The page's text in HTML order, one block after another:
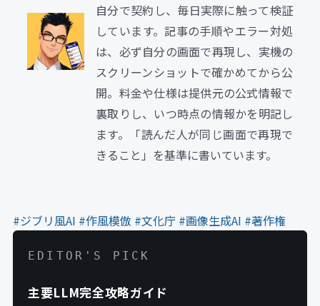
自分で契約し、毎日実際に触って検証
しています。記事の手順やエラー対処
は、必ず自分の画面で再現し、実機の
スクリーンショットで確かめてから公
開。料金や仕様は提供元の公式情報で
裏取りし、いつ時点の情報かを明記し
ます。「読んだ人が同じ画面で再現で
きること」を基準に書いています。
#ジブリ風AI #作風模倣 #文化庁 #画像生成AI #著作権
EDITOR'S PICK
主要LLM完全攻略ガイド